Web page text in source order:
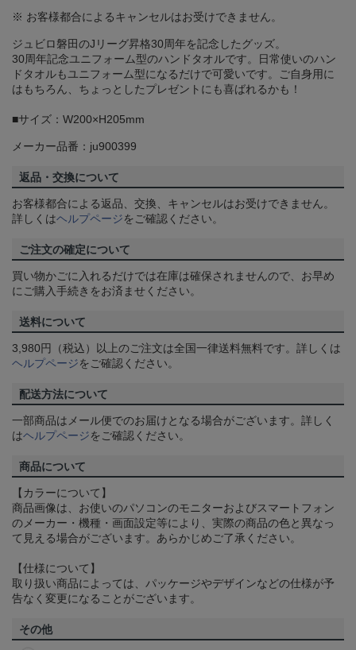
※ お客様都合によるキャンセルはお受けできません。
ジュビロ磐田のJリーグ昇格30周年を記念したグッズ。
30周年記念ユニフォーム型のハンドタオルです。日常使いのハン
ドタオルもユニフォーム型になるだけで可愛いです。ご自身用に
はもちろん、ちょっとしたプレゼントにも喜ばれるかも！
■サイズ：W200×H205mm
メーカー品番：ju900399
返品・交換について
お客様都合による返品、交換、キャンセルはお受けできません。
詳しくはヘルプページをご確認ください。
ご注文の確定について
買い物かごに入れるだけでは在庫は確保されませんので、お早め
にご購入手続きをお済ませください。
送料について
3,980円（税込）以上のご注文は全国一律送料無料です。詳しくは
ヘルプページをご確認ください。
配送方法について
一部商品はメール便でのお届けとなる場合がございます。詳しく
はヘルプページをご確認ください。
商品について
【カラーについて】
商品画像は、お使いのパソコンのモニターおよびスマートフォン
のメーカー・機種・画面設定等により、実際の商品の色と異なっ
て見える場合がございます。あらかじめご了承ください。
【仕様について】
取り扱い商品によっては、パッケージやデザインなどの仕様が予
告なく変更になることがございます。
その他